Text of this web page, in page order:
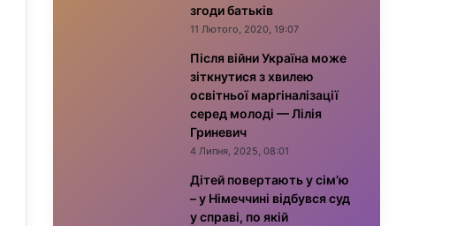
згоди батьків
11 Лютого, 2020, 19:07
Після війни Україна може
зіткнутися з хвилею
освітньої маргіналізації
серед молоді — Лілія
Гриневич
4 Липня, 2025, 08:01
Дітей повертають у сім’ю
– у Німеччині відбувся суд
у справі, по якій